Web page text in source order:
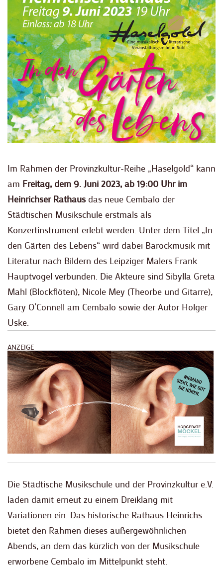
Im Rahmen der Provinzkultur-Reihe „Haselgold“ kann
am Freitag, dem 9. Juni 2023, ab 19:00 Uhr im
Heinrichser Rathaus das neue Cembalo der
Städtischen Musikschule erstmals als
Konzertinstrument erlebt werden. Unter dem Titel „In
den Gärten des Lebens“ wird dabei Barockmusik mit
Literatur nach Bildern des Leipziger Malers Frank
Hauptvogel verbunden. Die Akteure sind Sibylla Greta
Mahl (Blockflöten), Nicole Mey (Theorbe und Gitarre),
Gary O’Connell am Cembalo sowie der Autor Holger
Uske.
ANZEIGE
Die Städtische Musikschule und der Provinzkultur e.V.
laden damit erneut zu einem Dreiklang mit
Variationen ein. Das historische Rathaus Heinrichs
bietet den Rahmen dieses außergewöhnlichen
Abends, an dem das kürzlich von der Musikschule
erworbene Cembalo im Mittelpunkt steht.